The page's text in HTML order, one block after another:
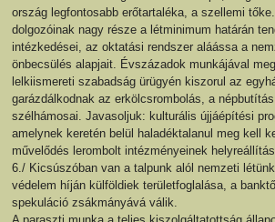
ország legfontosabb erőtartaléka, a szellemi
dolgozóinak nagy része a létminimum határán
intézkedései, az oktatási rendszer aláássa a
önbecsülés alapjait. Évszázadok munkájával
lelkiismereti szabadság ürügyén kiszorul az
garázdálkodnak az erkölcsrombolás, a
szélhámosai. Javasoljuk: kulturális újjáépítési
amelynek keretén belül haladéktalanul meg kell
művelődés lerombolt intézményeinek
6./ Kicsúszóban van a talpunk alól nemzeti
védelem híján külföldiek területfoglalása, a
spekuláció zsákmányává válik.